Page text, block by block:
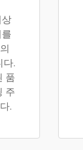
다.
품
주
.